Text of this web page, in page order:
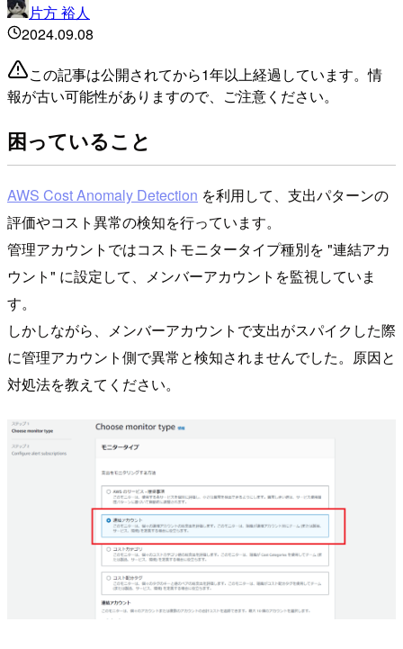
片方 裕人
2024.09.08
この記事は公開されてから1年以上経過しています。情
報が古い可能性がありますので、ご注意ください。
困っていること
AWS Cost Anomaly Detection を利用して、⽀出パターンの
評価やコスト異常の検知を行っています。
管理アカウントではコストモニタータイプ種別を "連結アカ
ウント" に設定して、メンバーアカウントを監視していま
す。
しかしながら、メンバーアカウントで支出がスパイクした際
に管理アカウント側で異常と検知されませんでした。原因と
対処法を教えてください。